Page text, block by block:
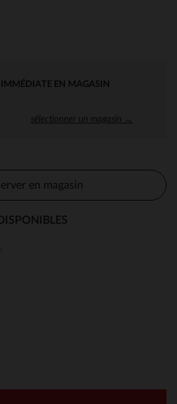
EN MAGASIN
sélectionner un magasin →
en magasin